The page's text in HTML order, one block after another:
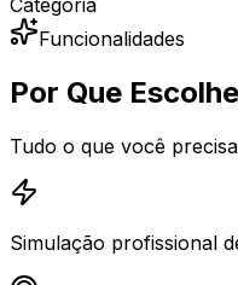
Categoria
Funcionalidades
Por Que
Tudo o que você
Simulação profissional